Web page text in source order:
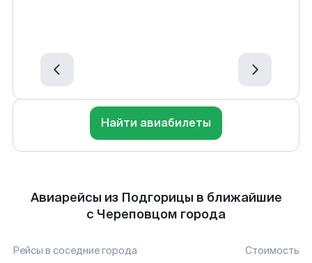
Найти авиабилеты
Авиарейсы из Подгорицы в ближайшие
с Череповцом города
Рейсы в соседние города Стоимость